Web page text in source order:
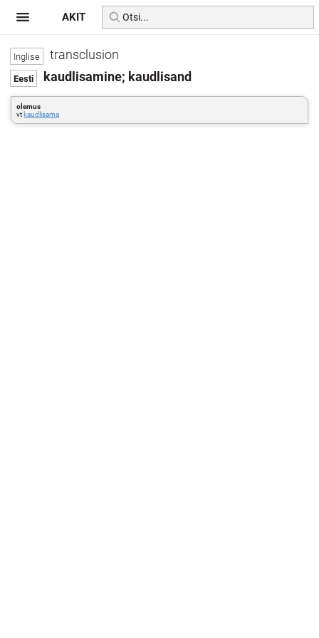
transclusion
kaudlisamine; kaudlisand
olemus
vt kaudlisama
AKIT